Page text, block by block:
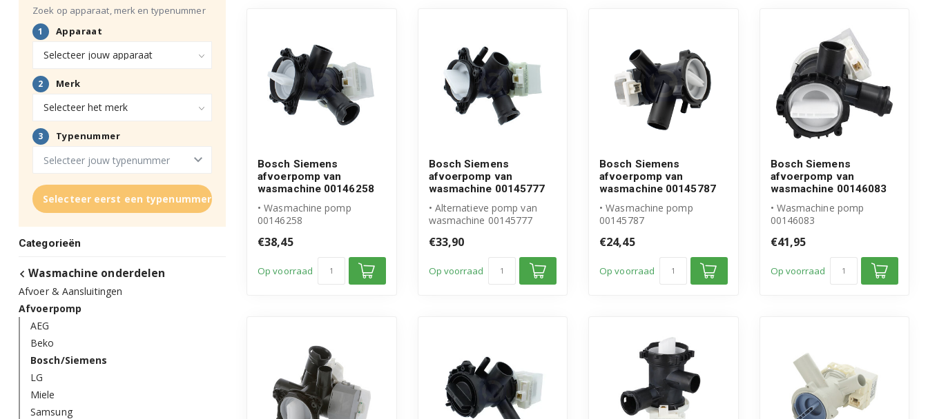
Zoek op apparaat, merk en typenummer
Selecteer eerst een typenummer
Categorieën
Wasmachine onderdelen
Afvoer & Aansluitingen
Afvoerpomp
AEG
Beko
Bosch/Siemens
LG
Miele
Samsung
Bosch Siemens
afvoerpomp van
wasmachine 00146258
• Wasmachine pomp
00146258
product
• Afvoerpomp inc...
€38,45
Op voorraad
Bosch Siemens
afvoerpomp van
wasmachine 00145777
• Alternatieve pomp van
wasmachine 00145777
Siemens
€33,90
Op voorraad
Bosch Siemens
afvoerpomp van
wasmachine 00145787
• Wasmachine pomp
00145787
voor origineel
€24,45
Op voorraad
Bosch Siemens
afvoerpomp van
wasmachine 00146083
• Wasmachine pomp
00146083
• Afvoerpomp incl.
€41,95
Op voorraad